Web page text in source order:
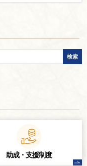
助成・支援制度